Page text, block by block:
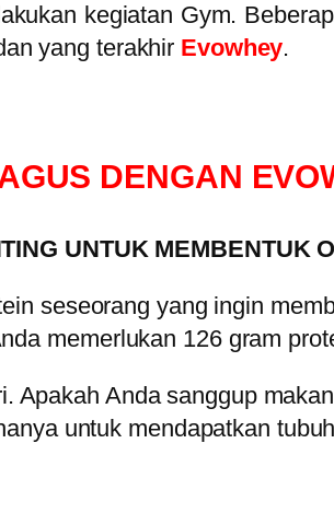
kegiatan Gym.
yang terakhir Evowhey.
DENGAN
UNTUK MEMBENTUK
seseorang yang ingin
memerlukan 126 gram
Anda sanggup
untuk mendapatkan